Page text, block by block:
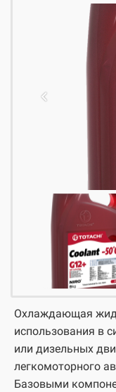
Охлаждающая
использования в
или дизельных
легкомоторного
Базовыми